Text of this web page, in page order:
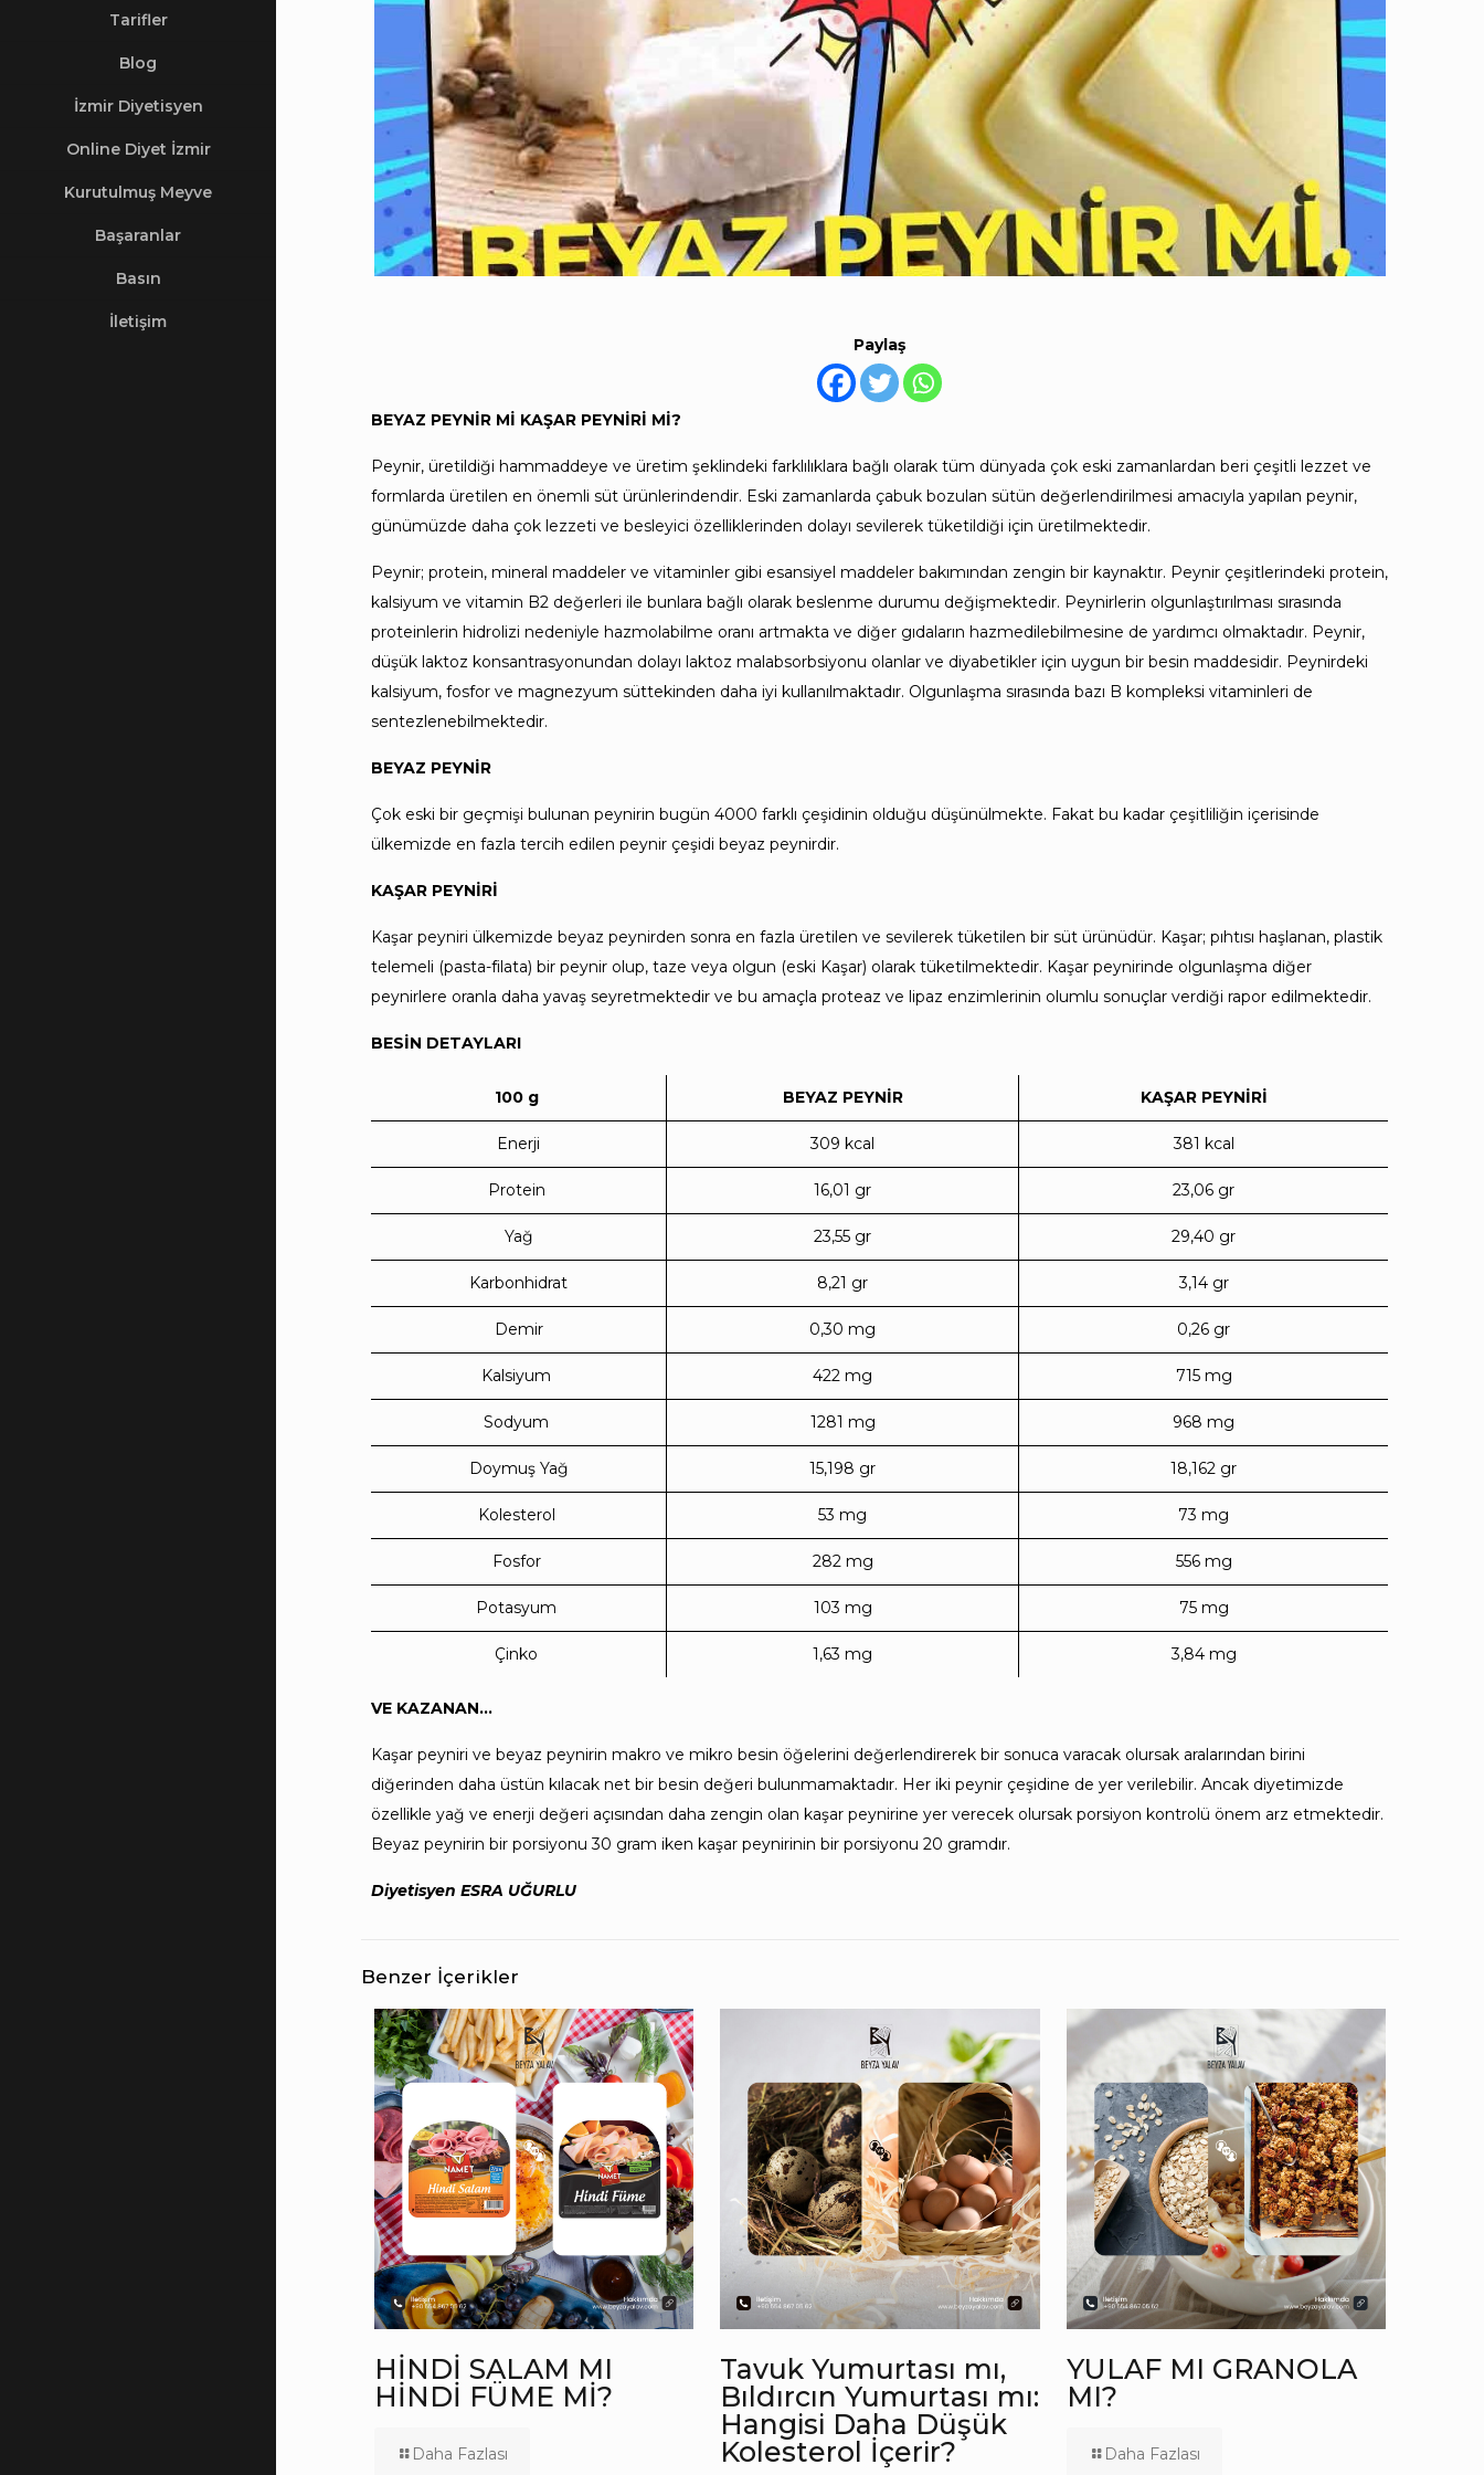
Tarifler
Blog
İzmir Diyetisyen
Online Diyet İzmir
Kurutulmuş Meyve
Başaranlar
Basın
İletişim
Paylaş
BEYAZ PEYNİR Mİ KAŞAR PEYNİRİ Mİ?
Peynir, üretildiği hammaddeye ve üretim şeklindeki farklılıklara bağlı olarak tüm dünyada çok eski zamanlardan beri çeşitli lezzet ve
formlarda üretilen en önemli süt ürünlerindendir. Eski zamanlarda çabuk bozulan sütün değerlendirilmesi amacıyla yapılan peynir,
günümüzde daha çok lezzeti ve besleyici özelliklerinden dolayı sevilerek tüketildiği için üretilmektedir.
Peynir; protein, mineral maddeler ve vitaminler gibi esansiyel maddeler bakımından zengin bir kaynaktır. Peynir çeşitlerindeki protein,
kalsiyum ve vitamin B2 değerleri ile bunlara bağlı olarak beslenme durumu değişmektedir. Peynirlerin olgunlaştırılması sırasında
proteinlerin hidrolizi nedeniyle hazmolabilme oranı artmakta ve diğer gıdaların hazmedilebilmesine de yardımcı olmaktadır. Peynir,
düşük laktoz konsantrasyonundan dolayı laktoz malabsorbsiyonu olanlar ve diyabetikler için uygun bir besin maddesidir. Peynirdeki
kalsiyum, fosfor ve magnezyum süttekinden daha iyi kullanılmaktadır. Olgunlaşma sırasında bazı B kompleksi vitaminleri de
sentezlenebilmektedir.
BEYAZ PEYNİR
Çok eski bir geçmişi bulunan peynirin bugün 4000 farklı çeşidinin olduğu düşünülmekte. Fakat bu kadar çeşitliliğin içerisinde
ülkemizde en fazla tercih edilen peynir çeşidi beyaz peynirdir.
KAŞAR PEYNİRİ
Kaşar peyniri ülkemizde beyaz peynirden sonra en fazla üretilen ve sevilerek tüketilen bir süt ürünüdür. Kaşar; pıhtısı haşlanan, plastik
telemeli (pasta-filata) bir peynir olup, taze veya olgun (eski Kaşar) olarak tüketilmektedir. Kaşar peynirinde olgunlaşma diğer
peynirlere oranla daha yavaş seyretmektedir ve bu amaçla proteaz ve lipaz enzimlerinin olumlu sonuçlar verdiği rapor edilmektedir.
BESİN DETAYLARI
100 g BEYAZ PEYNİR KAŞAR PEYNİRİ
Enerji 309 kcal 381 kcal
Protein 16,01 gr 23,06 gr
Yağ 23,55 gr 29,40 gr
Karbonhidrat 8,21 gr 3,14 gr
Demir 0,30 mg 0,26 gr
Kalsiyum 422 mg 715 mg
Sodyum 1281 mg 968 mg
Doymuş Yağ 15,198 gr 18,162 gr
Kolesterol 53 mg 73 mg
Fosfor 282 mg 556 mg
Potasyum 103 mg 75 mg
Çinko 1,63 mg 3,84 mg
VE KAZANAN…
Kaşar peyniri ve beyaz peynirin makro ve mikro besin öğelerini değerlendirerek bir sonuca varacak olursak aralarından birini
diğerinden daha üstün kılacak net bir besin değeri bulunmamaktadır. Her iki peynir çeşidine de yer verilebilir. Ancak diyetimizde
özellikle yağ ve enerji değeri açısından daha zengin olan kaşar peynirine yer verecek olursak porsiyon kontrolü önem arz etmektedir.
Beyaz peynirin bir porsiyonu 30 gram iken kaşar peynirinin bir porsiyonu 20 gramdır.
Diyetisyen ESRA UĞURLU
Benzer İçerikler
HİNDİ SALAM MI
HİNDİ FÜME Mİ?
Daha Fazlası
Tavuk Yumurtası mı,
Bıldırcın Yumurtası mı:
Hangisi Daha Düşük
Kolesterol İçerir?
YULAF MI GRANOLA
MI?
Daha Fazlası